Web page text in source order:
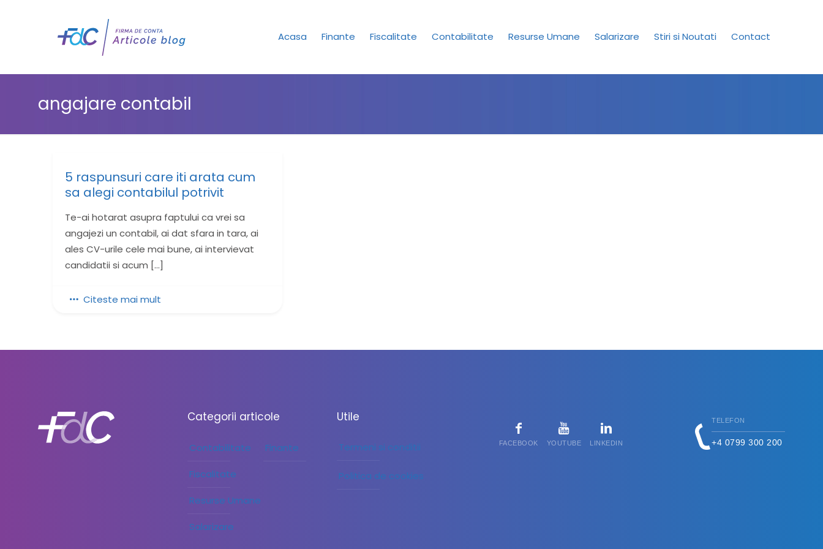
Acasa Finante Fiscalitate Contabilitate Resurse Umane Salarizare Stiri si Noutati Contact
angajare contabil
5 raspunsuri care iti arata cum
sa alegi contabilul potrivit
Te-ai hotarat asupra faptului ca vrei sa
angajezi un contabil, ai dat sfara in tara, ai
ales CV-urile cele mai bune, ai intervievat
candidatii si acum […]
Citeste mai mult
Categorii articole
Contabilitate Finante
Fiscalitate
Resurse Umane
Salarizare
Utile
Termeni si conditii
Politica de cookies
FACEBOOK YOUTUBE LINKEDIN
TELEFON
+4 0799 300 200